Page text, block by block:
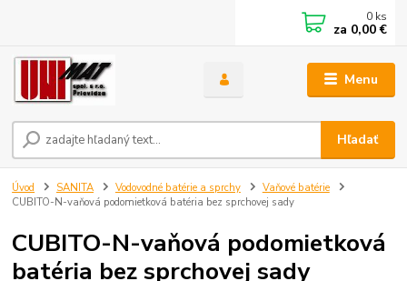
Menu
Hľadať
0 ks
za 0,00 €
Úvod SANITA Vodovodné batérie a sprchy
Vaňové batérie
CUBITO-N-vaňová podomietková batéria bez sprchovej sady
CUBITO-N-vaňová podomietková
batéria bez sprchovej sady